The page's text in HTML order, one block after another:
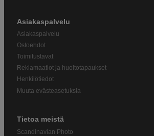
Asiakaspalvelu
Asiakaspalvelu
Ostoehdot
Toimitustavat
Reklamaatiot ja huoltotapaukset
Henkilötiedot
Muuta evästeasetuksia
Tietoa meistä
Scandinavian Photo